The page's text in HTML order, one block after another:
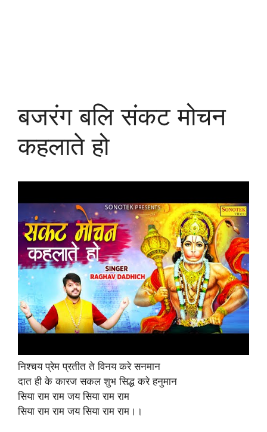
बजरंग बलि संकट मोचन
कहलाते हो
निश्चय प्रेम प्रतीत ते विनय करे सनमान
दात ही के कारज सकल शुभ सिद्ध करे हनुमान
सिया राम राम जय सिया राम राम
सिया राम राम जय सिया राम राम।।